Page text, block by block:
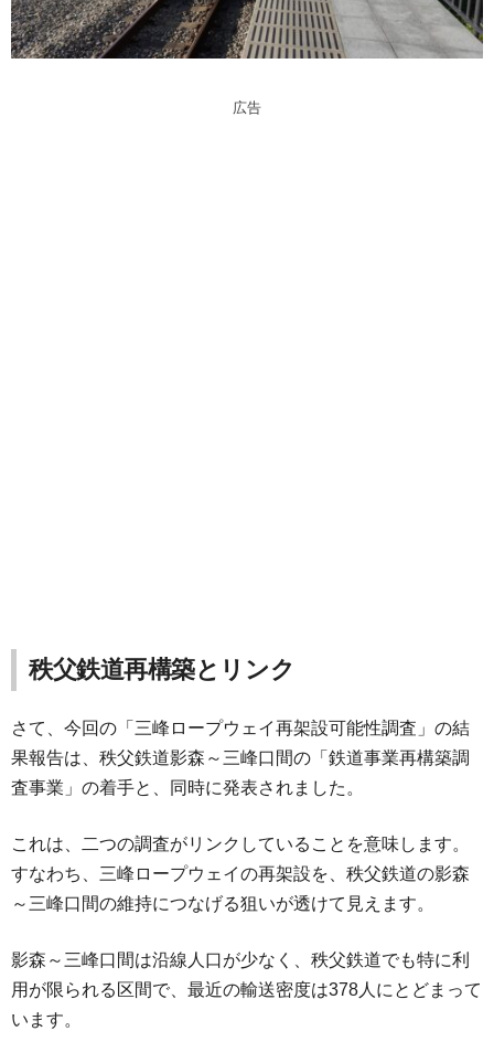
広告
秩父鉄道再構築とリンク
さて、今回の「三峰ロープウェイ再架設可能性調査」の結
果報告は、秩父鉄道影森～三峰口間の「鉄道事業再構築調
査事業」の着手と、同時に発表されました。
これは、二つの調査がリンクしていることを意味します。
すなわち、三峰ロープウェイの再架設を、秩父鉄道の影森
～三峰口間の維持につなげる狙いが透けて見えます。
影森～三峰口間は沿線人口が少なく、秩父鉄道でも特に利
用が限られる区間で、最近の輸送密度は378人にとどまって
います。